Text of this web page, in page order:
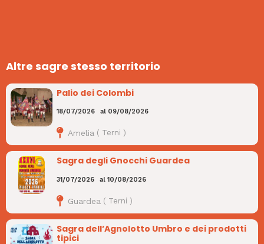
Altre sagre stesso territorio
Palio dei Colombi
18/07/2026 al 09/08/2026
Amelia ( Terni )
Sagra degli Gnocchi Guardea
31/07/2026 al 10/08/2026
Guardea ( Terni )
Sagra dell’Agnolotto Umbro e dei prodotti
tipici